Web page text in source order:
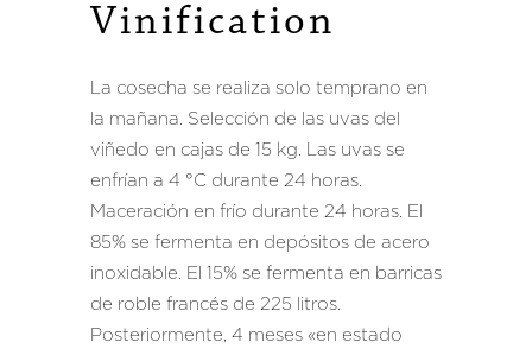
Vinification
Vinification
La cosecha se realiza solo temprano en
la mañana. Selección de las uvas del
viñedo en cajas de 15 kg. Las uvas se
enfrían a 4 °C durante 24 horas.
Maceración en frío durante 24 horas. El
85% se fermenta en depósitos de acero
inoxidable. El 15% se fermenta en barricas
de roble francés de 225 litros.
Posteriormente, 4 meses «en estado